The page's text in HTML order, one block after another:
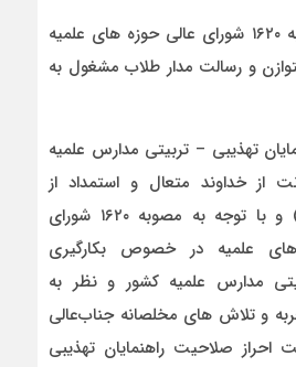
این عزیزان طبق مصوبه ۱۶۲۰ شورای عالی حوزه های علمیه
و رسالت مدار طلاب مشغول به
تهذیبی – تربیتی مدارس علمیه
از خداوند متعال و استمداد از
حضرت ولی عصر(عج) و با توجه به مصوبه ۱۶۲۰ شورای
علمیه در خصوص بکارگیری
مدارس علمیه کشور و نظر به
و تلاش های مخلصانه جناب‌عالی
صلاحیت راهنمایان تهذیبی